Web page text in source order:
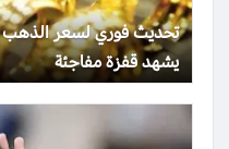
يشهد قفزة مفاجئة